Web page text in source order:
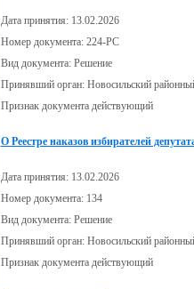
Дата принятия: 13.02.2026
Номер документа: 224-РС
Вид документа: Решение
Принявший орган: Новосильский
Признак документа действующий
О Реестре наказов избирателей
Дата принятия: 13.02.2026
Номер документа: 134
Вид документа: Решение
Принявший орган: Новосильский
Признак документа действующий